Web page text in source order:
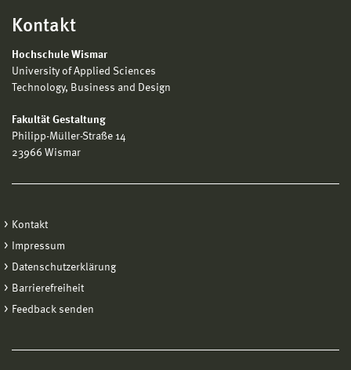
Kontakt
Hochschule Wismar
University of Applied Sciences
Technology, Business and Design
Fakultät Gestaltung
Philipp-Müller-Straße 14
23966 Wismar
Kontakt
Impressum
Datenschutzerklärung
Barrierefreiheit
Feedback senden